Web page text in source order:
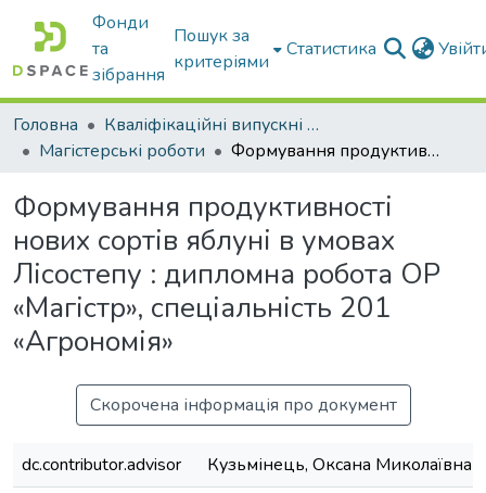
Фонди
та
зібрання
Пошук за
критеріями
Статистика
Головна
Кваліфікаційні випускні роботи бакалаврів і магістрів
Магістерські роботи
Формування продуктивності нових сортів яблуні в умовах Лісостепу : дипломна робота ОР «Магістр», спеціальність 201 «Агрономія»
Формування продуктивності
нових сортів яблуні в умовах
Лісостепу : дипломна робота ОР
«Магістр», спеціальність 201
«Агрономія»
Скорочена інформація про документ
dc.contributor.advisor
Кузьмінець, Оксана Миколаївна